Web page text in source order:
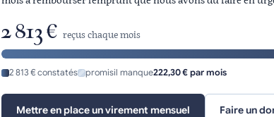
2 813 € reçus chaque mois
2 813 € constatés promisil manque222,30 € par mois
Mettre en place un virement mensuel Faire un